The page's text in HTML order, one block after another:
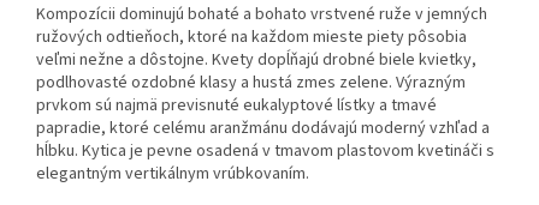
Kompozícii dominujú bohaté a bohato vrstvené ruže v jemných
ružových odtieňoch, ktoré na každom mieste piety pôsobia
veľmi nežne a dôstojne. Kvety dopĺňajú drobné biele kvietky,
podlhovasté ozdobné klasy a hustá zmes zelene. Výrazným
prvkom sú najmä previsnuté eukalyptové lístky a tmavé
papradie, ktoré celému aranžmánu dodávajú moderný vzhľad a
hĺbku. Kytica je pevne osadená v tmavom plastovom kvetináči s
elegantným vertikálnym vrúbkovaním.